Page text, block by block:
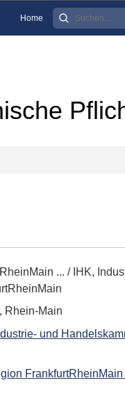
Home
... / IHK,
Rhein-Main
und